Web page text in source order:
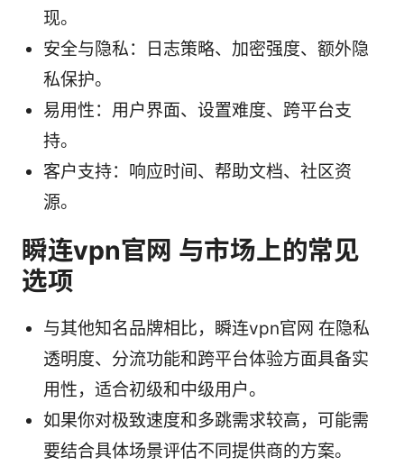
现。
安全与隐私：日志策略、加密强度、额外隐
私保护。
易用性：用户界面、设置难度、跨平台支
持。
客户支持：响应时间、帮助文档、社区资
源。
瞬连vpn官网 与市场上的常见
选项
与其他知名品牌相比，瞬连vpn官网 在隐私
透明度、分流功能和跨平台体验方面具备实
用性，适合初级和中级用户。
如果你对极致速度和多跳需求较高，可能需
要结合具体场景评估不同提供商的方案。